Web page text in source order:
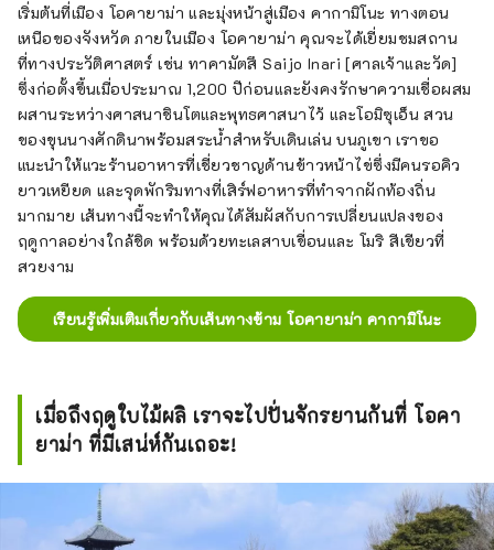
เริ่มต้นที่เมือง โอคายาม่า และมุ่งหน้าสู่เมือง คากามิโนะ ทางตอน
เหนือของจังหวัด ภายในเมือง โอคายาม่า คุณจะได้เยี่ยมชมสถาน
ที่ทางประวัติศาสตร์ เช่น ทาคามัตสึ Saijo Inari [ศาลเจ้าและวัด]
ซึ่งก่อตั้งขึ้นเมื่อประมาณ 1,200 ปีก่อนและยังคงรักษาความเชื่อผสม
ผสานระหว่างศาสนาชินโตและพุทธศาสนาไว้ และโอมิซุเอ็น สวน
ของขุนนางศักดินาพร้อมสระน้ำสำหรับเดินเล่น บนภูเขา เราขอ
แนะนำให้แวะร้านอาหารที่เชี่ยวชาญด้านข้าวหน้าไข่ซึ่งมีคนรอคิว
ยาวเหยียด และจุดพักริมทางที่เสิร์ฟอาหารที่ทำจากผักท้องถิ่น
มากมาย เส้นทางนี้จะทำให้คุณได้สัมผัสกับการเปลี่ยนแปลงของ
ฤดูกาลอย่างใกล้ชิด พร้อมด้วยทะเลสาบเขื่อนและ โมริ สีเขียวที่
สวยงาม
เรียนรู้เพิ่มเติมเกี่ยวกับเส้นทางข้าม โอคายาม่า คากามิโนะ
เมื่อถึงฤดูใบไม้ผลิ เราจะไปปั่นจักรยานกันที่ โอคา
ยาม่า ที่มีเสน่ห์กันเถอะ!